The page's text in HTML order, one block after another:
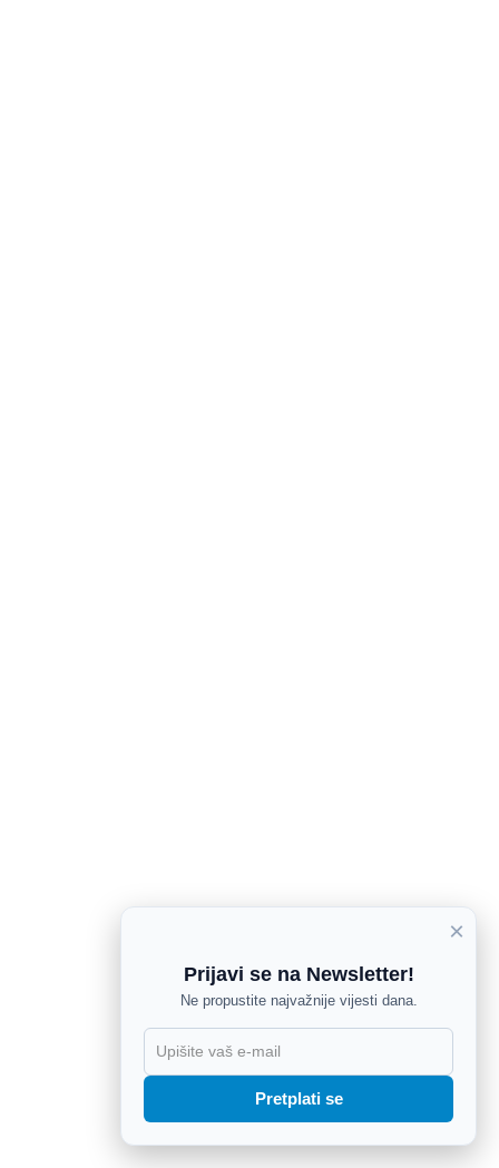
×
Prijavi se na Newsletter!
Ne propustite najvažnije vijesti dana.
Pretplati se